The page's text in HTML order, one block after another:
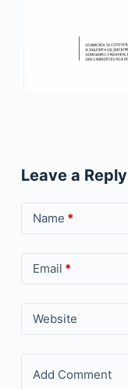
Leave a Reply
Name *
Email *
Website
Add Comment